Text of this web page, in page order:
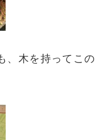
、木を持ってこの